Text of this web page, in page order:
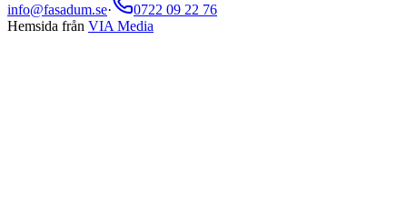
info@fasadum.se·
0722 09 22 76
Hemsida från VIA Media